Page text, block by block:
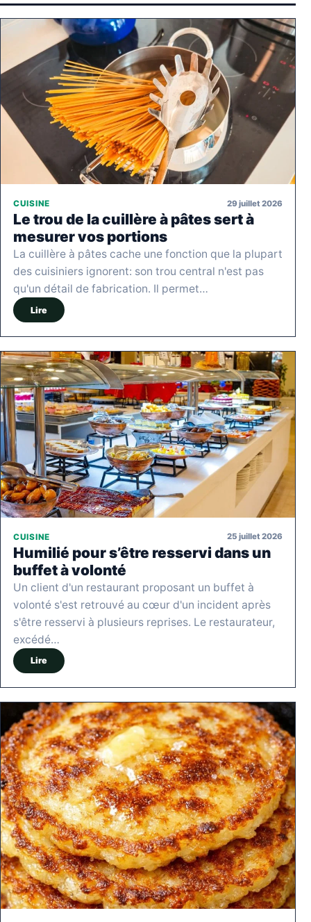
CUISINE 29 juillet 2026
Le trou de la cuillère à pâtes sert à
mesurer vos portions
La cuillère à pâtes cache une fonction que la plupart
des cuisiniers ignorent: son trou central n'est pas
qu'un détail de fabrication. Il permet…
Lire
CUISINE 25 juillet 2026
Humilié pour s’être resservi dans un
buffet à volonté
Un client d'un restaurant proposant un buffet à
volonté s'est retrouvé au cœur d'un incident après
s'être resservi à plusieurs reprises. Le restaurateur,
excédé…
Lire